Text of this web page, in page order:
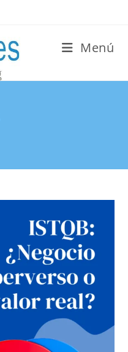
Menú